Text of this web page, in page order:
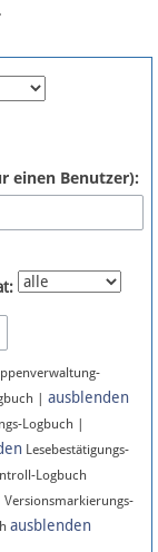
einen Benutzer):
| ausblenden
Logbuch |
Lesebestätigungs-
Logbuch
Versionsmarkierungs-
ausblenden